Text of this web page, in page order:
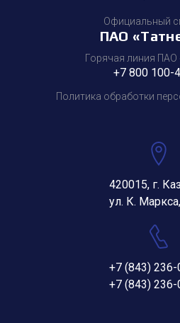
Официальный
ПАО
Горячая линия ПАО
+7 800 100-
Политика обработки
420015, г.
ул. К.
+7 (843)
+7 (843)